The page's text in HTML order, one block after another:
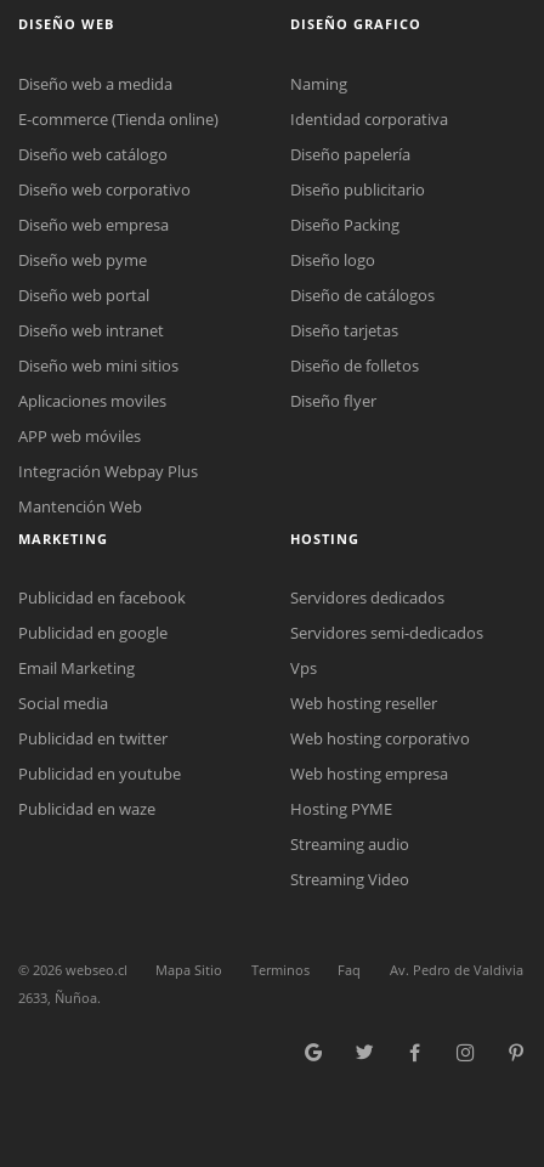
Reunión online
Nuestros ejecutivos le enviarán un correo electrónico con el enlace a
Meet para la reunión online.
Cotización
Complete el formulario y nos contactaremos a la brevedad.
Chat Online
para enviarnos un correo electrónico con sus datos personales.
DISEÑO WEB
Diseño web a medida
E-commerce (Tienda online)
Diseño web catálogo
Diseño web corporativo
Diseño web empresa
Diseño web pyme
Diseño web portal
Diseño web intranet
Diseño web mini sitios
Aplicaciones moviles
APP web móviles
Integración Webpay Plus
Mantención Web
DISEÑO GRAFICO
Naming
Identidad corporativa
Diseño papelería
Diseño publicitario
Diseño Packing
Diseño logo
Diseño de catálogos
Diseño tarjetas
Diseño de folletos
Diseño flyer
MARKETING
Publicidad en facebook
Publicidad en google
Email Marketing
Social media
Publicidad en twitter
Publicidad en youtube
Publicidad en waze
HOSTING
Servidores dedicados
Servidores semi-dedicados
Vps
Web hosting reseller
Web hosting corporativo
Web hosting empresa
Hosting PYME
Streaming audio
Streaming Video
© 2026 webseo.cl Mapa Sitio Terminos Faq
Av. Pedro de Valdivia
2633, Ñuñoa.